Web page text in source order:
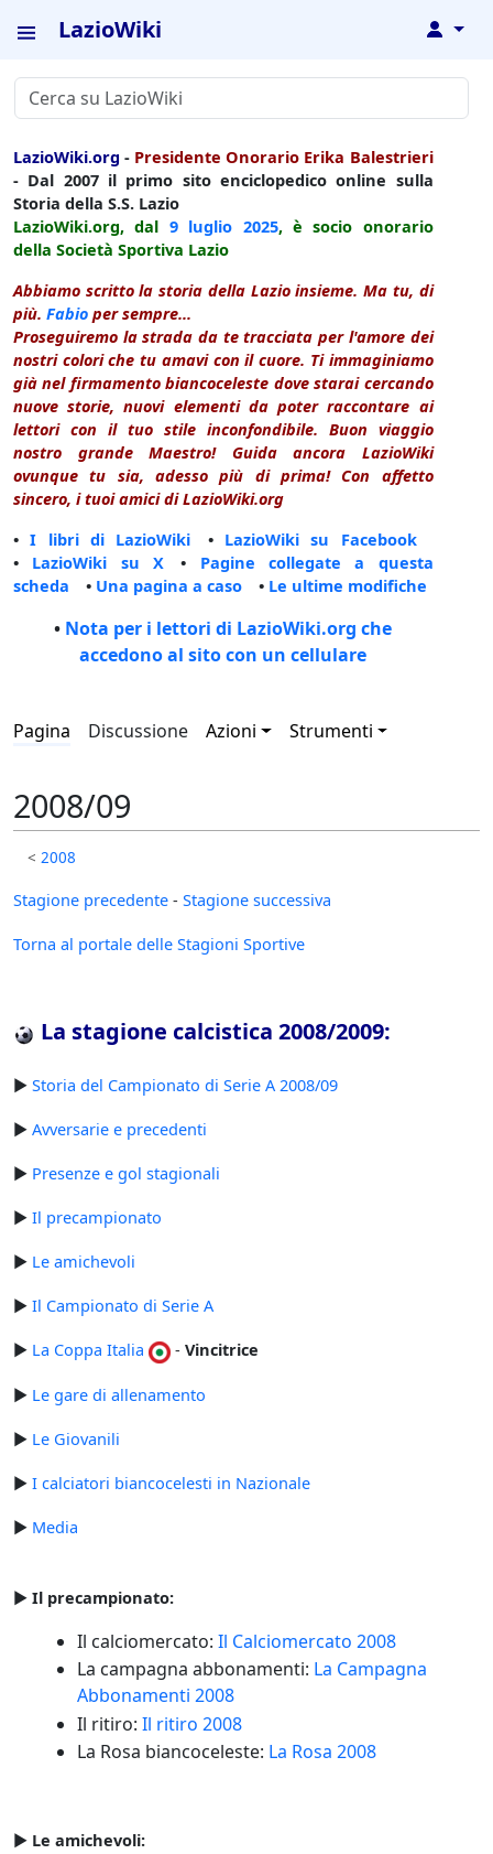
LazioWiki ↓
LazioWiki.org - Presidente Onorario Erika Balestrieri
- Dal 2007 il primo sito enciclopedico online sulla
Storia della S.S. Lazio
LazioWiki.org, dal 9 luglio 2025, è socio onorario
della Società Sportiva Lazio
Abbiamo scritto la storia della Lazio insieme. Ma tu, di
più. Fabio per sempre...
Proseguiremo la strada da te tracciata per l'amore dei
nostri colori che tu amavi con il cuore. Ti immaginiamo
già nel firmamento biancoceleste dove starai cercando
nuove storie, nuovi elementi da poter raccontare ai
lettori con il tuo stile inconfondibile. Buon viaggio
nostro grande Maestro! Guida ancora LazioWiki
ovunque tu sia, adesso più di prima! Con affetto
sincero, i tuoi amici di LazioWiki.org
•I libri di LazioWiki • LazioWiki su Facebook
• LazioWiki su X • Pagine collegate a questa
scheda • Una pagina a caso • Le ultime modifiche
• Nota per i lettori di LazioWiki.org che
accedono al sito con un cellulare
Pagina Discussione Azioni Strumenti
2008/09
<2008
Stagione precedente - Stagione successiva
Torna al portale delle Stagioni Sportive
La stagione calcistica 2008/2009:
► Storia del Campionato di Serie A 2008/09
► Avversarie e precedenti
► Presenze e gol stagionali
► Il precampionato
► Le amichevoli
► Il Campionato di Serie A
► La Coppa Italia - Vincitrice
► Le gare di allenamento
► Le Giovanili
► I calciatori biancocelesti in Nazionale
► Media
► Il precampionato:
Il calciomercato: Il Calciomercato 2008
La campagna abbonamenti: La Campagna
Abbonamenti 2008
Il ritiro: Il ritiro 2008
La Rosa biancoceleste: La Rosa 2008
► Le amichevoli: